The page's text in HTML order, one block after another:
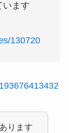
います
130720
ります